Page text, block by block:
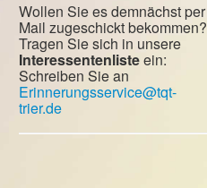
Wollen Sie es demnächst per
Mail zugeschickt bekommen?
Tragen Sie sich in unsere
Interessentenlisteein:
Schreiben Sie an
Erinnerungsservice@tqt-
trier.de